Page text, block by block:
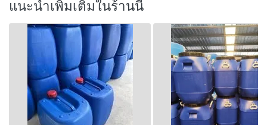
แนะนำเพิ่มเติมในร้านนี้